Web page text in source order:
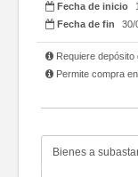
Fecha de inicio
Fecha de fin
30/
Requiere
Permite compra
Bienes a